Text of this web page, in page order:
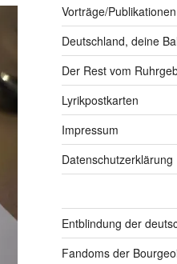
Vorträge/Publikationen
Deutschland, deine
Der Rest vom
Lyrikpostkarten
Impressum
Datenschutzerklärung
Entblindung der
Fandoms der